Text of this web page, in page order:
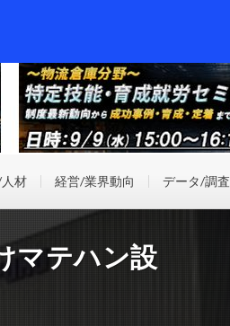
材 経営/業界動向 データ/調査
マテハン設